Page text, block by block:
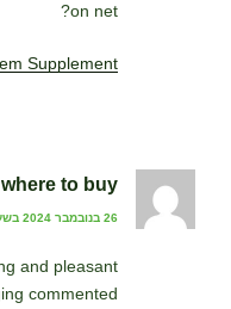
on net?
Supplement
to buy
26 בנובמבר 2024 בשעה 19:50
and pleasant
commented